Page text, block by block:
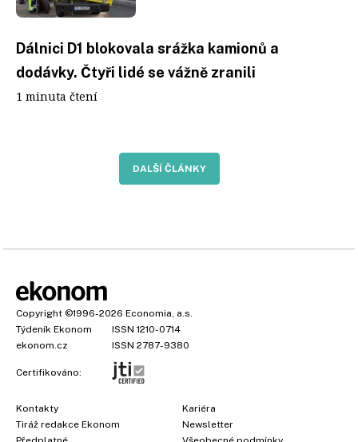
Dálnici D1 blokovala srážka kamionů a
dodávky. Čtyři lidé se vážně zranili
1 minuta čtení
DALŠÍ ČLÁNKY
Copyright ©1996-2026 Economia, a.s.
Týdeník Ekonom
ISSN 1210-0714
ekonom.cz
ISSN 2787-9380
Certifikováno:
Kontakty
Tiráž redakce Ekonom
Kariéra
Newsletter